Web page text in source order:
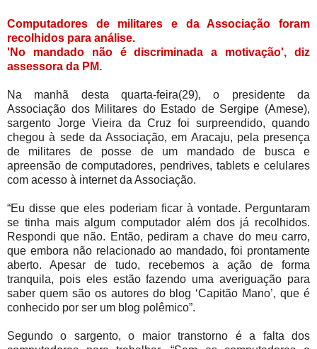
Computadores de militares e da Associação foram
recolhidos para análise.
'No mandado não é discriminada a motivação', diz
assessora da PM.
Na manhã desta quarta-feira(29), o presidente da
Associação dos Militares do Estado de Sergipe (Amese),
sargento Jorge Vieira da Cruz foi surpreendido, quando
chegou à sede da Associação, em Aracaju, pela presença
de militares de posse de um mandado de busca e
apreensão de computadores, pendrives, tablets e celulares
com acesso à internet da Associação.
“Eu disse que eles poderiam ficar à vontade. Perguntaram
se tinha mais algum computador além dos já recolhidos.
Respondi que não. Então, pediram a chave do meu carro,
que embora não relacionado ao mandado, foi prontamente
aberto. Apesar de tudo, recebemos a ação de forma
tranquila, pois eles estão fazendo uma averiguação para
saber quem são os autores do blog ‘Capitão Mano’, que é
conhecido por ser um blog polêmico”.
Segundo o sargento, o maior transtorno é a falta dos